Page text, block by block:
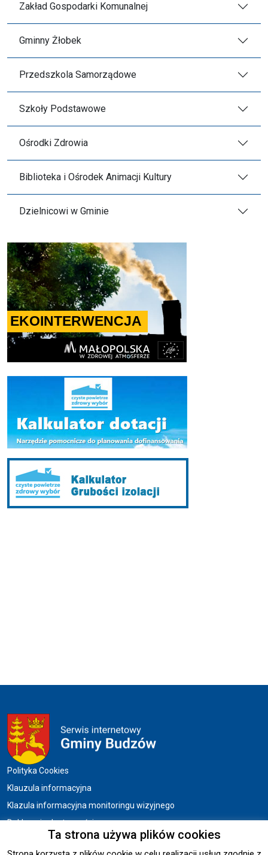
Zakład Gospodarki Komunalnej
Gminny Żłobek
Przedszkola Samorządowe
Szkoły Podstawowe
Ośrodki Zdrowia
Biblioteka i Ośrodek Animacji Kultury
Dzielnicowi w Gminie
Menu w stopce
Polityka Cookies
Klauzula informacyjna
Klazula informacyjna monitoringu wizyjnego
Deklaracja dostępności
Ta strona używa plików cookies